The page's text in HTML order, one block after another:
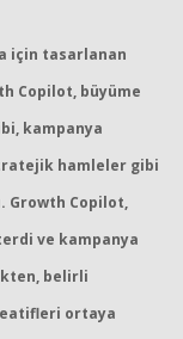
için tasarlanan
Copilot, büyüme
kampanya
hamleler gibi
Growth Copilot,
ve kampanya
belirli
ortaya